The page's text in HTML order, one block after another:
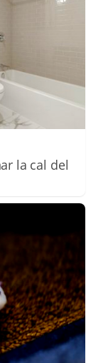
la cal del